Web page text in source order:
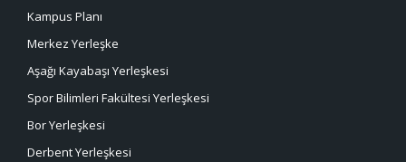
Kampus Planı
Merkez Yerleşke
Aşağı Kayabaşı Yerleşkesi
Spor Bilimleri Fakültesi Yerleşkesi
Bor Yerleşkesi
Derbent Yerleşkesi